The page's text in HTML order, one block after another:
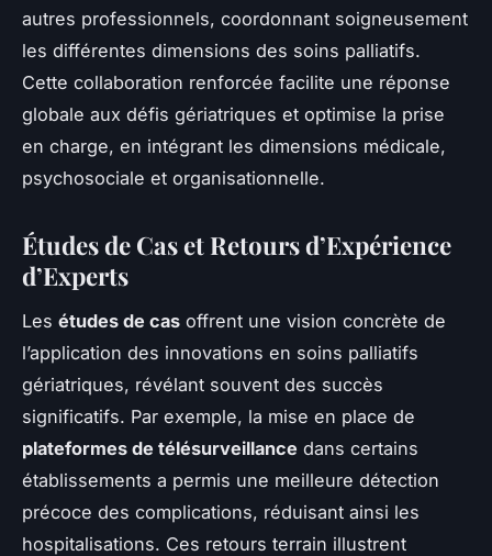
autres professionnels, coordonnant soigneusement
les différentes dimensions des soins palliatifs.
Cette collaboration renforcée facilite une réponse
globale aux défis gériatriques et optimise la prise
en charge, en intégrant les dimensions médicale,
psychosociale et organisationnelle.
Études de Cas et Retours d’Expérience
d’Experts
Les études de cas offrent une vision concrète de
l’application des innovations en soins palliatifs
gériatriques, révélant souvent des succès
significatifs. Par exemple, la mise en place de
plateformes de télésurveillance dans certains
établissements a permis une meilleure détection
précoce des complications, réduisant ainsi les
hospitalisations. Ces retours terrain illustrent